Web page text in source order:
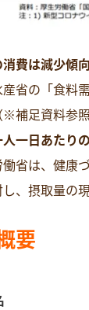
費は減少傾
省の「食料
補足資料参照
一日あたり
省は、健康
、摂取量の
要